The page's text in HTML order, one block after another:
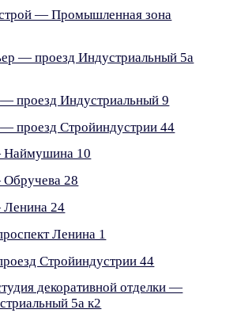
— Промышленная зона
— проезд Индустриальный 5а
проезд Индустриальный 9
проезд Стройиндустрии 44
10
28
24
Ленина 1
Стройиндустрии 44
декоративной отделки —
5а к2